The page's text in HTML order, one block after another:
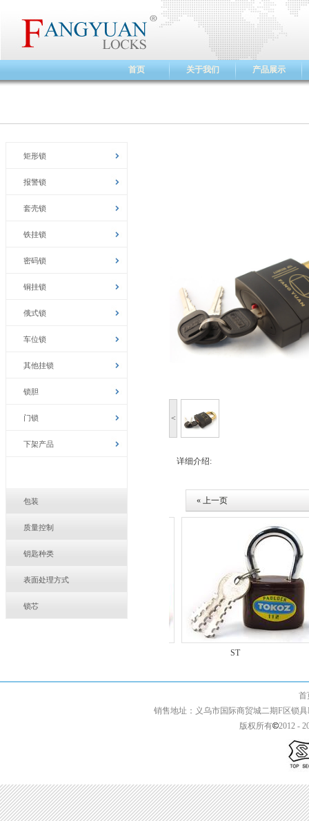
首页 关于我们 产品展示
矩形锁
报警锁
套壳锁
铁挂锁
密码锁
铜挂锁
俄式锁
车位锁
其他挂锁
锁胆
门锁
下架产品
包装
质量控制
钥匙种类
表面处理方式
锁芯
<
详细介绍:
« 上一页
ST
首页 | 关于我们
销售地址：义乌市国际商贸城二期F区锁具
版权所有
2012 -